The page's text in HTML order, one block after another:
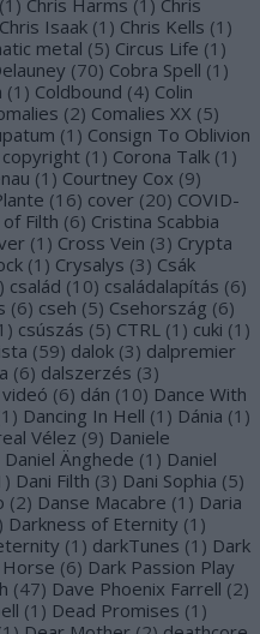
(1 ) Chris Harms (1 ) Chris
Chris Isaak (1 ) Chris Kells (1 )
metal (5) Circus Life (1 )
(70) Cobra Spell (1 )
(1 ) Coldbound (4) Colin
(2) Comalies XX (5)
(1 ) Consign To Oblivion
copyright (1 ) Corona Talk (1 )
(1 ) Courtney Cox (9)
(16) cover (20) COVID-
Filth (6) Cristina Scabbia
(1 ) Cross Vein (3) Crypta
(1 ) Crysalys (3) Csák
) család (10) családalapítás (6)
(6) cseh (5) Csehország (6)
) csúszás (5) CTRL (1 ) cuki (1 )
(59) dalok (3) dalpremier
(6) dalszerzés (3)
(6) dán (10) Dance With
1 ) Dancing In Hell (1 ) Dánia (1 )
Vélez (9) Daniele
Daniel Änghede (1 ) Daniel
) Dani Filth (3) Dani Sophia (5)
(2) Danse Macabre (1 ) Daria
) Darkness of Eternity (1 )
(1 ) darkTunes (1 ) Dark
(6) Dark Passion Play
(47) Dave Phoenix Farrell (2)
(1 ) Dead Promises (1 )